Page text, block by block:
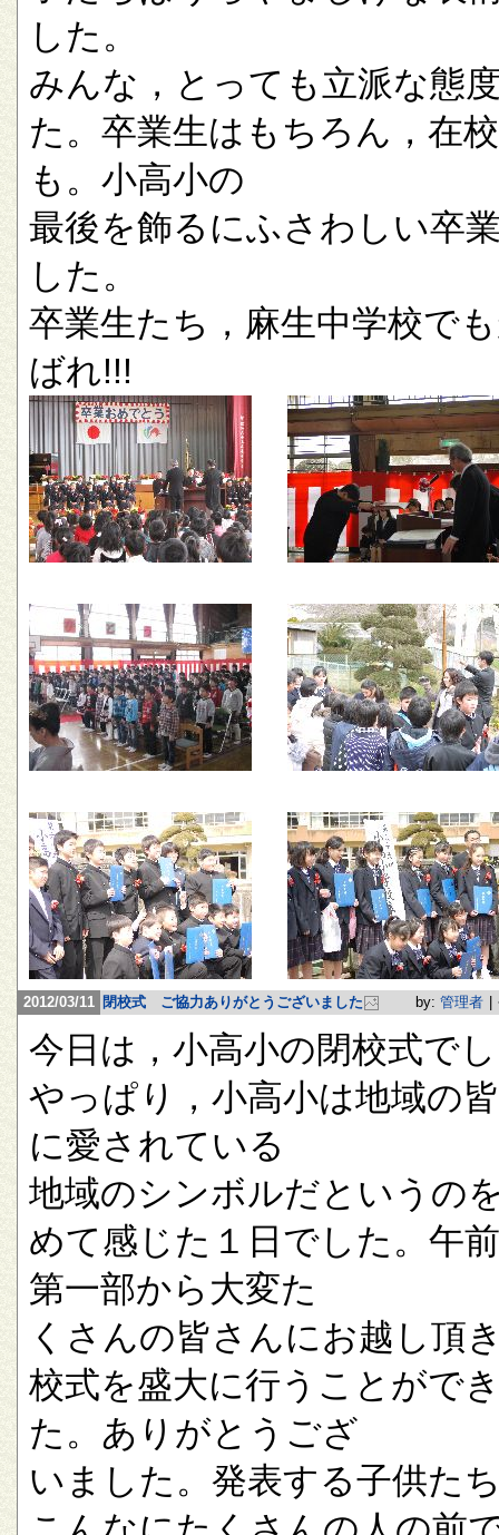
した。
みんな，とっても立派な態
た。卒業生はもちろん，在
も。小高小の
最後を飾るにふさわしい卒
した。
卒業生たち，麻生中学校で
ばれ!!!
2012/03/11 閉校式 ご協力ありがとうございました by: 管理者
今日は，小高小の閉校式で
やっぱり，小高小は地域の
に愛されている
地域のシンボルだというの
めて感じた１日でした。午
第一部から大変た
くさんの皆さんにお越し頂
校式を盛大に行うことがで
た。ありがとうござ
いました。発表する子供た